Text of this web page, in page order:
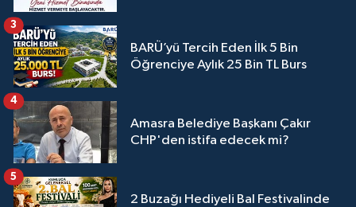
BARÜ’yü Tercih Eden İlk 5 Bin
Öğrenciye Aylık 25 Bin TL Burs
3
Amasra Belediye Başkanı Çakır
CHP'den istifa edecek mi?
4
2 Buzağı Hediyeli Bal Festivalinde
5